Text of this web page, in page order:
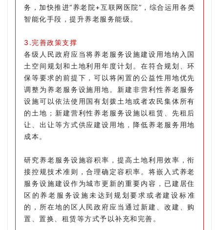
务，加快推进“养老院+互联网医院”，综合运用各类
智能化手段，提升养老服务能级。
3.完善政策支撑
各级人民政府应当将养老服务设施建设用地纳入国
土空间规划和土地利用年度计划。在符合规划、环
保等要求的前提下，可以将闲置的公益性用地优先
调整为养老服务设施用地。新建非营利性养老服务
设施可以依法使用国有划拨土地或者农民集体所有
的土地；新建营利性养老服务设施以租赁、先租后
让、出让等方式供应建设用地，降低养老服务用地
成本。
研究养老服务设施容积率，提高土地利用效率，衔
接控规技术准则，合理确定容积率。将嵌入式养老
服务设施建设作为城市更新的重要内容，已建居住
区的养老服务设施未达到规划要求或者建设标准
的，所在地的区人民政府应当通过新建、改建、购
置、置换、租赁等方式予以补充和完善。